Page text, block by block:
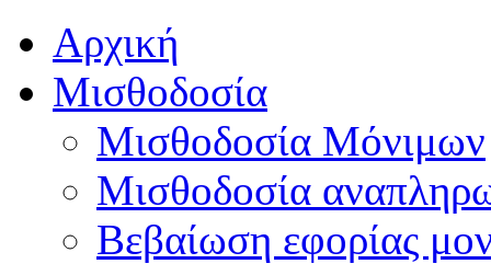
Αρχική
Μισθοδοσία
Μισθοδοσία Μόνιμων
Μισθοδοσία
Βεβαίωση εφορίας